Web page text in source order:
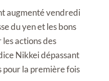
augmenté vendredi
du yen et les bons
actions des
Nikkei dépassant
pour la première fois